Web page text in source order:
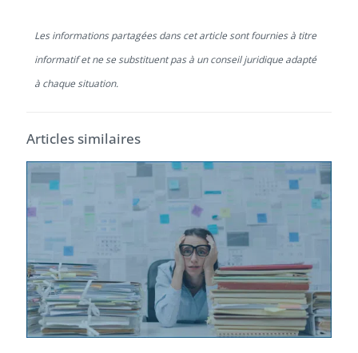
Les informations partagées dans cet article sont fournies à titre
informatif et ne se substituent pas à un conseil juridique adapté
à chaque situation.
Articles similaires